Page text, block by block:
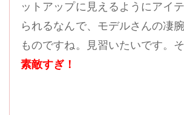
ットアップに見えるようにアイ
られるなんで、モデルさんの凄
ものですね。見習いたいです。
素敵すぎ！